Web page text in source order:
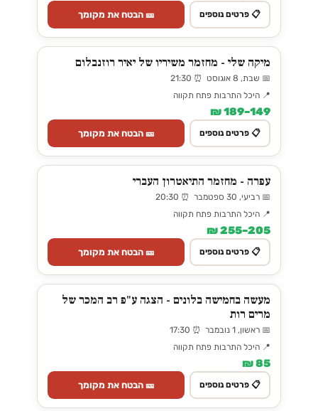
📋 פרטים נוספים 🎫 הבטח את מקומך
מיקה שלי - מחזמר משיריו של יאיר רוזנבלום
📅 שבת, 8 אוגוסט ⏰ 21:30
📍 היכל התרבות פתח תקווה
149–189 ₪
📋 פרטים נוספים 🎫 הבטח את מקומך
עפרה - מחזמר התיאטרון העברי
📅 רביעי, 30 ספטמבר ⏰ 20:30
📍 היכל התרבות פתח תקווה
205–255 ₪
📋 פרטים נוספים 🎫 הבטח את מקומך
מעשה בחמישה בלונים - הצגה ע"פ רב המכר של
מרים רות
📅 ראשון, 1 נובמבר ⏰ 17:30
📍 היכל התרבות פתח תקווה
85 ₪
📋 פרטים נוספים 🎫 הבטח את מקומך